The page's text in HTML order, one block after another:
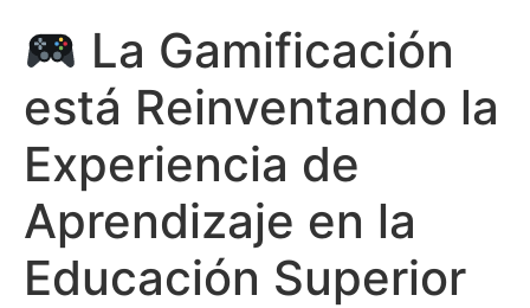
La Gamificación
está Reinventando la
Experiencia de
Aprendizaje en la
Educación Superior